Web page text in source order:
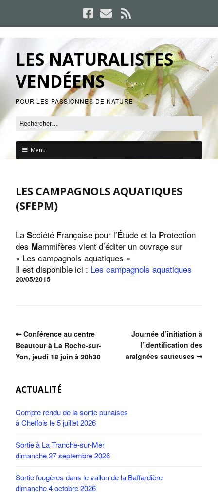
LES NATURALISTES
VENDÉENS
POUR LES PASSIONNÉS DE NATURE
Menu
LES CAMPAGNOLS AQUATIQUES
(SFEPM)
La Société Française pour l’Étude et la Protection
des Mammifères vient d’éditer un ouvrage sur
« Les campagnols aquatiques »
Il est disponible ici : Les campagnols aquatiques
20/05/2015
Conférence au centre
Beautour à La Roche-sur-
Yon, jeudi 18 juin à 20h30
Journée d’initiation à
l’identification des
araignées sauteuses
ACTUALITÉ
Compte rendu de la sortie punaises
à Cheffois le 5 juillet 2026
Sortie à La Tranche-sur-Mer
dimanche 27 septembre 2026
Sortie fougères dans le vallon de la Baffardière
dimanche 4 octobre 2026